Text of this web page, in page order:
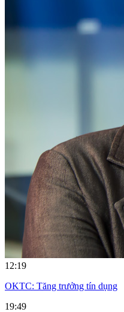
12:19
OKTC: Tăng trưởng tín dụng
19:49